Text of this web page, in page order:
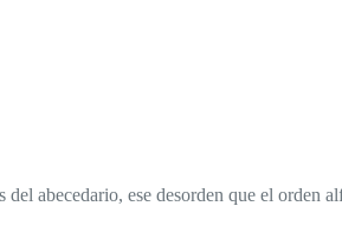
abecedario, ese desorden que el orden